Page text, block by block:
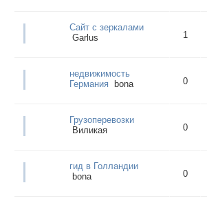
Сайт с зеркалами
Garlus
1
недвижимость
Германия bona 0
Грузоперевозки
Виликая
0
гид в Голландии
bona
0